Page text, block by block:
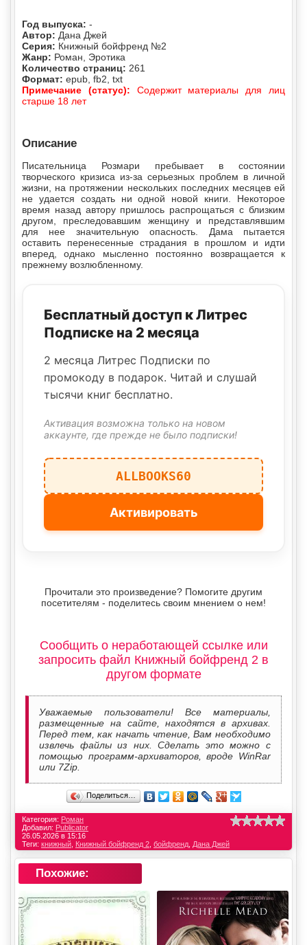
Год выпуска: -
Автор: Дана Джей
Серия: Книжный бойфренд №2
Жанр: Роман, Эротика
Количество страниц: 261
Формат: epub, fb2, txt
Примечание (статус): Содержит материалы для лиц
старше 18 лет
Описание
Писательница Розмари пребывает в состоянии
творческого кризиса из-за серьезных проблем в личной
жизни, на протяжении нескольких последних месяцев ей
не удается создать ни одной новой книги. Некоторое
время назад автору пришлось распрощаться с близким
другом, преследовавшим женщину и представлявшим
для нее значительную опасность. Дама пытается
оставить перенесенные страдания в прошлом и идти
вперед, однако мысленно постоянно возвращается к
прежнему возлюбленному.
Бесплатный доступ к Литрес
Подписке на 2 месяца
2 месяца Литрес Подписки по
промокоду в подарок. Читай и слушай
тысячи книг бесплатно.
Активация возможна только на новом
аккаунте, где прежде не было подписки!
ALLBOOKS60
Активировать
Прочитали это произведение? Помогите другим
посетителям - поделитесь своим мнением о нем!
Сообщить о неработающей ссылке или
запросить файл Книжный бойфренд 2 в
другом формате
Уважаемые пользователи! Все материалы,
размещенные на сайте, находятся в архивах.
Перед тем, как начать чтение, Вам необходимо
извлечь файлы из них. Сделать это можно с
помощью программ-архиваторов, вроде WinRar
или 7Zip.
Поделиться…
Категория: Роман
Добавил: Publicator
26.05.2026 в 15:16
Теги: книжный Книжный бойфренд 2 бойфренд Дана Джей
Похожие: